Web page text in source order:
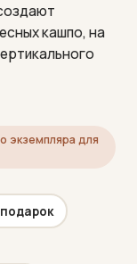
кашпо, на
экземпляра для